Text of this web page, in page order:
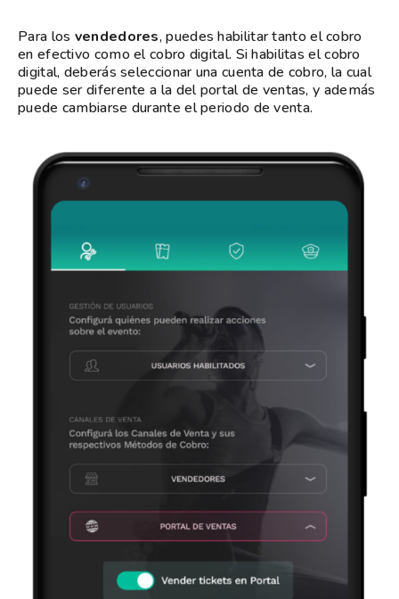
Para los vendedores, puedes habilitar tanto el cobro
en efectivo como el cobro digital. Si habilitas el cobro
digital, deberás seleccionar una cuenta de cobro, la cual
puede ser diferente a la del portal de ventas, y además
puede cambiarse durante el periodo de venta.